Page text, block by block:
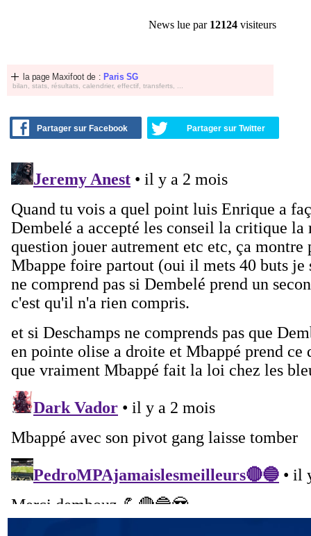
News lue par 12124 visiteurs
la page Maxifoot de : Paris SG
bilan, stats, résultats, calendrier, effectif, transferts, ...
Partager sur Facebook Partager sur Twitter